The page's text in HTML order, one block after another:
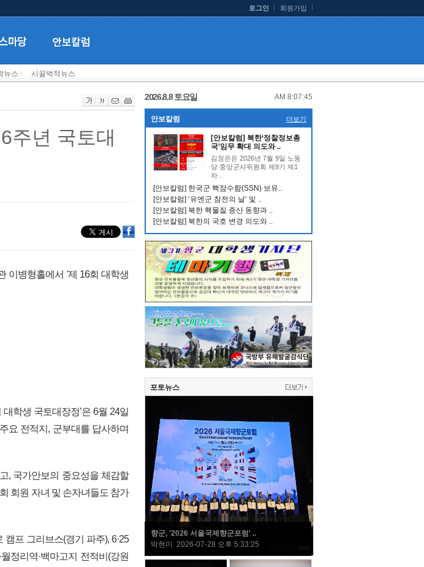
로그인 회원가입
뉴스 시끌벅적뉴스
주년 국토대
이병형홀에서 '제 16회 대학생
학생 국토대장정’은 6월 24일
요 전적지, 군부대를 답사하며
, 국가안보의 중요성을 체감할
회원 자녀 및 손자녀들도 참가
프 그리브스(경기 파주), 6·25
정리역·백마고지 전적비(강원
2026.8.8 토요일 AM 8:07:45
안보칼럼 더보기
[안보칼럼] 북한‘정찰정보총
국’임무 확대 의도와 ..
김정은은 2026년 7월 9일 노동
당 중앙군사위원회 제9기 제1
차 ..
[안보칼럼] 한국군 핵잠수함(SSN) 보유..
[안보칼럼] ‘유엔군 참전의 날’ 및 ..
[안보칼럼] 북한 핵물질 증산 동향과 ..
[안보칼럼] 북한의 국호 변경 의도와 ..
포토뉴스
향군, '2026 서울국제향군포럼' ..
박현미 2026-07-28 오후 5:33:25